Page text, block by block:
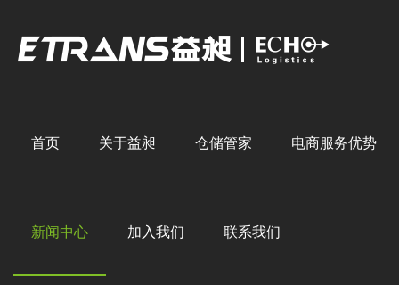
首页 关于益昶
公司简介 发展历程 企业文化
仓储管家
核心定位 服务模式
电商服务优势
二十年经验 仓网体系
新闻中心 加入我们 联系我们